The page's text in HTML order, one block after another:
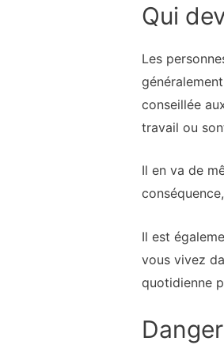
Qui
Les
conseillée
travail ou
Il en va de
Il est
vous vivez
quotidienne